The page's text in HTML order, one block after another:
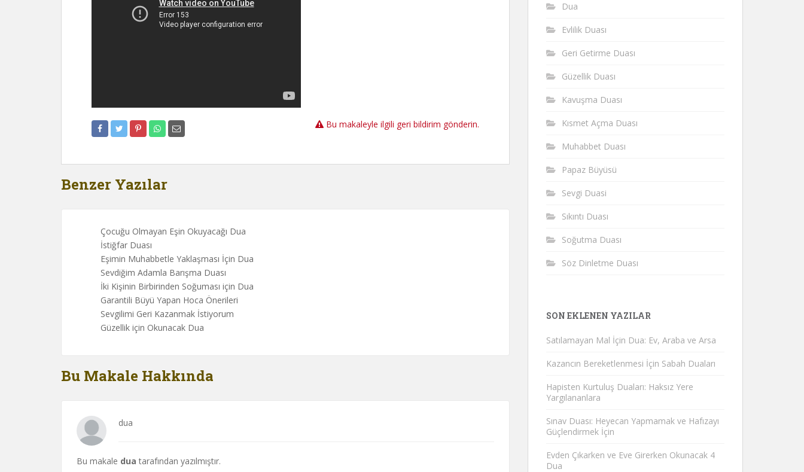
Bu makaleyle ilgili geri bildirim gönderin.
Benzer Yazılar
Çocuğu Olmayan Eşin Okuyacağı Dua
İstiğfar Duası
Eşimin Muhabbetle Yaklaşması İçin Dua
Sevdiğim Adamla Barışma Duası
İki Kişinin Birbirinden Soğuması için Dua
Garantili Büyü Yapan Hoca Önerileri
Sevgilimi Geri Kazanmak İstiyorum
Güzellik için Okunacak Dua
Bu Makale Hakkında
dua
Bu makale dua tarafından yazılmıştır.
Dua
Evlilik Duası
Geri Getirme Duası
Güzellik Duası
Kavuşma Duası
Kısmet Açma Duası
Muhabbet Duası
Papaz Büyüsü
Sevgi Duasi
Sıkıntı Duası
Soğutma Duası
Söz Dinletme Duası
SON EKLENEN YAZILAR
Satılamayan Mal İçin Dua: Ev, Araba ve Arsa
Kazancın Bereketlenmesi İçin Sabah Duaları
Hapisten Kurtuluş Duaları: Haksız Yere
Yargılananlara
Sınav Duası: Heyecan Yapmamak ve Hafızayı
Güçlendirmek İçin
Evden Çıkarken ve Eve Girerken Okunacak 4
Dua